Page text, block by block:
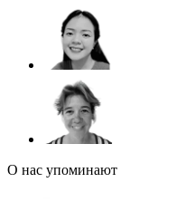
О нас упоминают